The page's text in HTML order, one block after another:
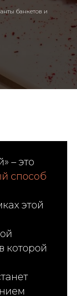
банкетов и
– это
способ
этой
которой